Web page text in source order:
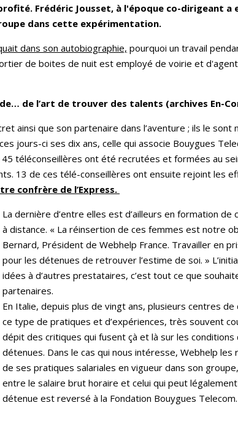
Frédéric Jousset, à l'époque co-dirigeant a
dans cette expérimentation.
dans son autobiographie, pourquoi un travail
de boites de nuit est employé de voirie et
de l’art de trouver des talents (archives En-
ainsi que son partenaire dans l’aventure ; ils le
jours-ci ses dix ans, celle qui associe Bouygues
téléconseillères ont été recrutées et formées au
13 de ces télé-conseillères ont ensuite rejoint les
confrère de l’Express.
La dernière d’entre elles est d’ailleurs en formation de
à distance. « La réinsertion de ces femmes est notre
Bernard, Président de Webhelp France. Travailler en
pour les détenues de retrouver l’estime de soi. »
idées à d’autres prestataires, c’est tout ce que
partenaires.
En Italie, depuis plus de vingt ans, plusieurs centres
ce type de pratiques et d’expériences, très souvent
dépit des critiques qui fusent çà et là sur les
détenues. Dans le cas qui nous intéresse, Webhelp les
de ses pratiques salariales en vigueur dans son
entre le salaire brut horaire et celui qui peut
détenue est reversé à la Fondation Bouygues Telecom.